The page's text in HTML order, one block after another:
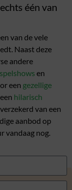
één van
van de vele
Naast deze
andere
en
een gezellige
hilarisch
van een
aanbod op
vandaag nog.